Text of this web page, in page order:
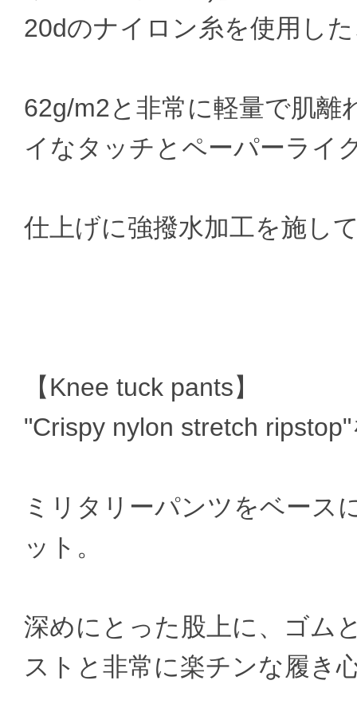
20dのナイロン糸を使用し
62g/m2と非常に軽量で肌
イなタッチとペーパーライ
仕上げに強撥水加工を施し
【Knee tuck pants】
"Crispy nylon stretch
ミリタリーパンツをベース
ット。
深めにとった股上に、ゴム
ストと非常に楽チンな履き